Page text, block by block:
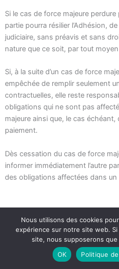
Si le cas de force majeure perdure
partie pourra résilier l’Adhésion,
judiciaire, sans préavis et sans
nature que ce soit, par tout
Si, à la suite d’un cas de force
empêchée de remplir seulement
contractuelles, elle reste
obligations qui ne sont pas
majeure ainsi que, le cas
paiement.
Dès cessation du cas de force
informer immédiatement l’autre
des obligations affectées dans un
14. Relation entre les parties
Il est expressément convenu
se réclamer des stipulations des
Nous utilisons des cookies
expérience sur notre site web.
site, nous supposerons
OK
Politique